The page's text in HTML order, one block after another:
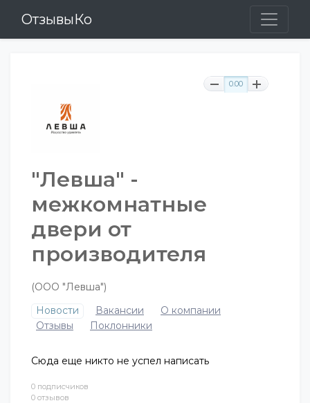
ОтзывыКо
0 подписчиков
0 отзывов
0.00
"Левша" -
межкомнатные
двери от
производителя
(ООО "Левша")
Новости
Вакансии
О компании
Отзывы
Поклонники
Сюда еще никто не успел написать